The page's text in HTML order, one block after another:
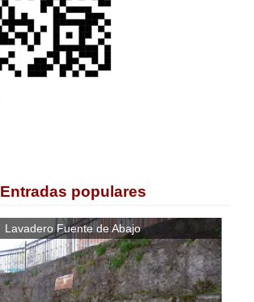
Entradas populares
Lavadero Fuente de Abajo